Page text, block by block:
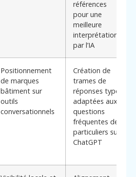
références
pour une
meilleure
interprétation
par l’IA
Positionnement
de marques
bâtiment sur
outils
conversationnels
Création de
trames de
réponses types
adaptées aux
questions
fréquentes des
particuliers sur
ChatGPT